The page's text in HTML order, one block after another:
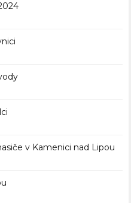
v Kamenici nad Lipou